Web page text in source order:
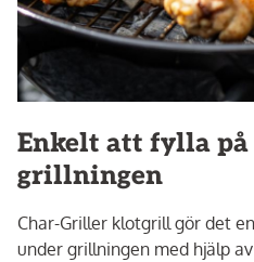
Enkelt att fylla
grillningen
Char-Griller klotgrill gör det
under grillningen med hjälp